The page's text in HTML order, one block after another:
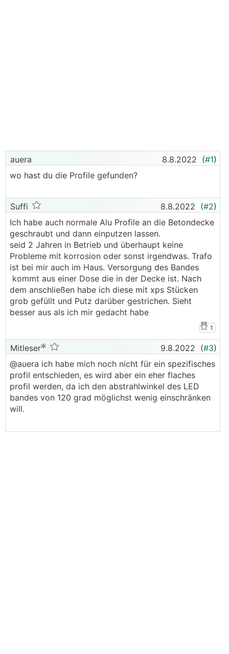
auera 8.8.2022 (#1)
wo hast du die Profile gefunden?
Suffi 8.8.2022 (#2)
Ich habe auch normale Alu Profile an die Betondecke
geschraubt und dann einputzen lassen.
seid 2 Jahren in Betrieb und überhaupt keine
Probleme mit korrosion oder sonst irgendwas. Trafo
ist bei mir auch im Haus. Versorgung des Bandes
kommt aus einer Dose die in der Decke ist. Nach
dem anschließen habe ich diese mit xps Stücken
grob gefüllt und Putz darüber gestrichen. Sieht
besser aus als ich mir gedacht habe
1
Mitleser 9.8.2022 (#3)
@auera ich habe mich noch nicht für ein spezifisches
profil entschieden, es wird aber ein eher flaches
profil werden, da ich den abstrahlwinkel des LED
bandes von 120 grad möglichst wenig einschränken
will.